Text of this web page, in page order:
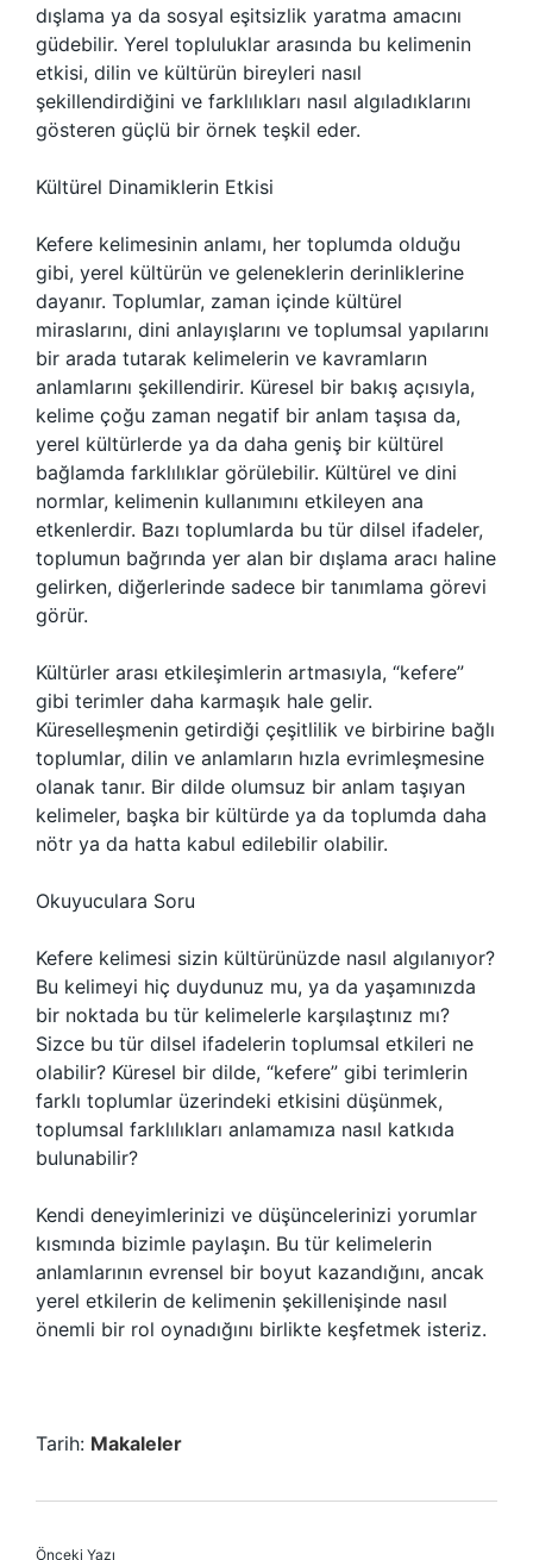
dışlama ya da sosyal eşitsizlik yaratma amacını
güdebilir. Yerel topluluklar arasında bu kelimenin
etkisi, dilin ve kültürün bireyleri nasıl
şekillendirdiğini ve farklılıkları nasıl algıladıklarını
gösteren güçlü bir örnek teşkil eder.
Kültürel Dinamiklerin Etkisi
Kefere kelimesinin anlamı, her toplumda olduğu
gibi, yerel kültürün ve geleneklerin derinliklerine
dayanır. Toplumlar, zaman içinde kültürel
miraslarını, dini anlayışlarını ve toplumsal yapılarını
bir arada tutarak kelimelerin ve kavramların
anlamlarını şekillendirir. Küresel bir bakış açısıyla,
kelime çoğu zaman negatif bir anlam taşısa da,
yerel kültürlerde ya da daha geniş bir kültürel
bağlamda farklılıklar görülebilir. Kültürel ve dini
normlar, kelimenin kullanımını etkileyen ana
etkenlerdir. Bazı toplumlarda bu tür dilsel ifadeler,
toplumun bağrında yer alan bir dışlama aracı haline
gelirken, diğerlerinde sadece bir tanımlama görevi
görür.
Kültürler arası etkileşimlerin artmasıyla, “kefere”
gibi terimler daha karmaşık hale gelir.
Küreselleşmenin getirdiği çeşitlilik ve birbirine bağlı
toplumlar, dilin ve anlamların hızla evrimleşmesine
olanak tanır. Bir dilde olumsuz bir anlam taşıyan
kelimeler, başka bir kültürde ya da toplumda daha
nötr ya da hatta kabul edilebilir olabilir.
Okuyuculara Soru
Kefere kelimesi sizin kültürünüzde nasıl algılanıyor?
Bu kelimeyi hiç duydunuz mu, ya da yaşamınızda
bir noktada bu tür kelimelerle karşılaştınız mı?
Sizce bu tür dilsel ifadelerin toplumsal etkileri ne
olabilir? Küresel bir dilde, “kefere” gibi terimlerin
farklı toplumlar üzerindeki etkisini düşünmek,
toplumsal farklılıkları anlamamıza nasıl katkıda
bulunabilir?
Kendi deneyimlerinizi ve düşüncelerinizi yorumlar
kısmında bizimle paylaşın. Bu tür kelimelerin
anlamlarının evrensel bir boyut kazandığını, ancak
yerel etkilerin de kelimenin şekillenişinde nasıl
önemli bir rol oynadığını birlikte keşfetmek isteriz.
Tarih: Makaleler
Önceki Yazı